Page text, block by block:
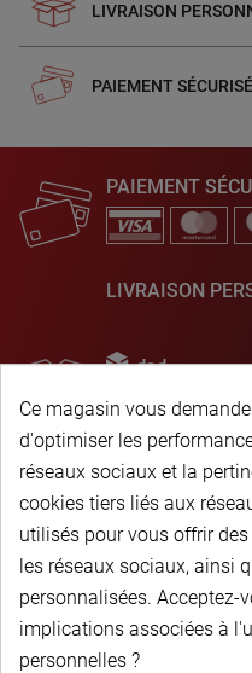
LIVRAISON
PAIEMENT SÉCURISÉ
PAIEMENT
LIVRAISON
Ce magasin vous
d'optimiser les
réseaux sociaux et la
cookies tiers liés aux
utilisés pour vous offrir
les réseaux sociaux, ainsi
personnalisées. Acceptez-
implications associées à
personnelles ?